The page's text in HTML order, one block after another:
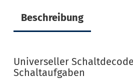
Beschreibung
Universeller
Schaltaufgaben